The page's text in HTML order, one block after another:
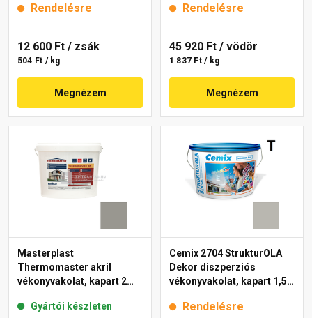
Rendelésre
12 600 Ft / zsák
504 Ft / kg
Megnézem
Rendelésre
45 920 Ft / vödör
1 837 Ft / kg
Megnézem
Masterplast
Thermomaster akril
vékonyvakolat, kapart 2
Gyártói készleten
Cemix 2704 StrukturOLA
Dekor diszperziós
vékonyvakolat, kapart 1,5
Rendelésre